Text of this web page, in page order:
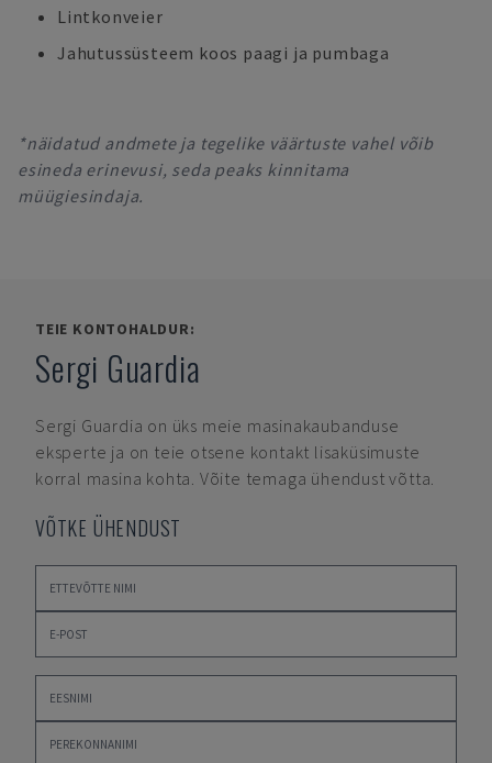
Lintkonveier
Jahutussüsteem koos paagi ja pumbaga
*näidatud andmete ja tegelike väärtuste vahel võib
esineda erinevusi, seda peaks kinnitama
müügiesindaja.
TEIE KONTOHALDUR:
Sergi Guardia
Sergi Guardia on üks meie masinakaubanduse
eksperte ja on teie otsene kontakt lisaküsimuste
korral masina kohta. Võite temaga ühendust võtta.
VÕTKE ÜHENDUST